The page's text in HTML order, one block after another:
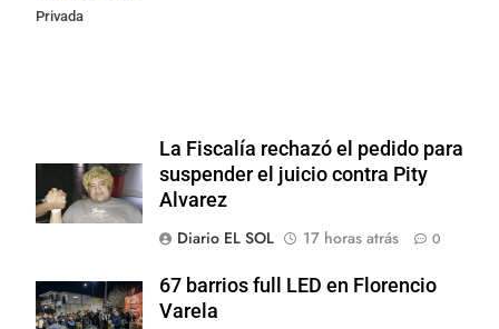
Privada
La Fiscalía rechazó el pedido para
suspender el juicio contra Pity
Alvarez
Diario EL SOL
17 horas atrás 0
67 barrios full LED en Florencio
Varela